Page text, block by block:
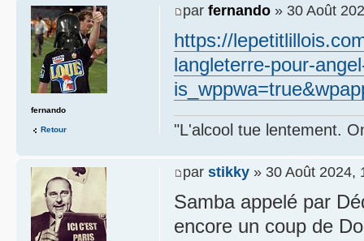
par fernando » 30 Août
https://
langleterre-pour-
"L'alcool tue lentement.
fernando
Retour
par stikky » 30 Août 2024,
Samba appelé par
encore un coup de